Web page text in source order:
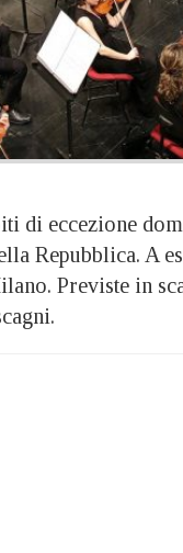
di eccezione
Repubblica. A
Previste in